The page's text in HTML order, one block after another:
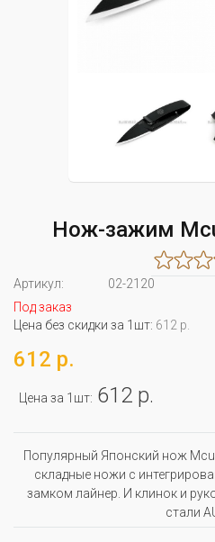
Нож-зажим
Артикул:
02-2120
Под заказ
Цена без скидки за 1шт: 612 р.
612 р.
Цена за 1шт: 612 р.
Популярный Японский нож
складные ножи с
замком лайнер. И клинок и
стали